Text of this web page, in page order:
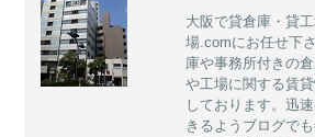
大阪で貸倉庫・貸
場.comにお任せ下
庫や事務所付きの
や工場に関する賃
しております。迅
きるようブログで